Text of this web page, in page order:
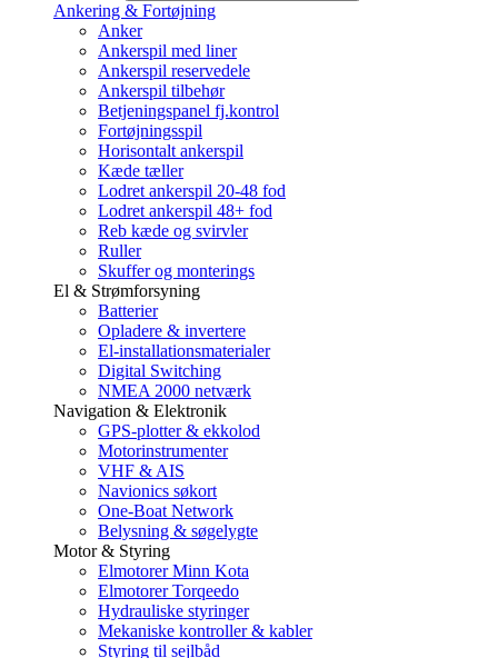
Ankering & Fortøjning
Anker
Ankerspil med liner
Ankerspil reservedele
Ankerspil tilbehør
Betjeningspanel fj.kontrol
Fortøjningsspil
Horisontalt ankerspil
Kæde tæller
Lodret ankerspil 20-48 fod
Lodret ankerspil 48+ fod
Reb kæde og svirvler
Ruller
Skuffer og monterings
El & Strømforsyning
Batterier
Opladere & invertere
El-installationsmaterialer
Digital Switching
NMEA 2000 netværk
Navigation & Elektronik
GPS-plotter & ekkolod
Motorinstrumenter
VHF & AIS
Navionics søkort
One-Boat Network
Belysning & søgelygte
Motor & Styring
Elmotorer Minn Kota
Elmotorer Torqeedo
Hydrauliske styringer
Mekaniske kontroller & kabler
Styring til sejlbåd